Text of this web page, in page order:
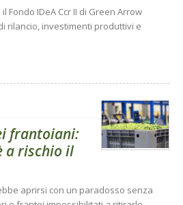
Fondo IDeA Ccr II di Green Arrow
rilancio, investimenti produttivi e
frantoiani:
a rischio il
aprirsi con un paradosso senza